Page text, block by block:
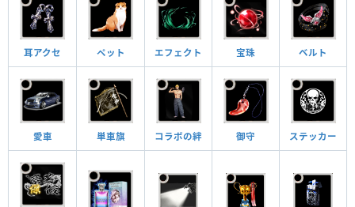
耳アクセ ペット エフェクト 宝珠 ベルト
愛車 単車旗 コラボの絆 御守 ステッカー